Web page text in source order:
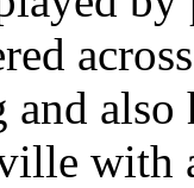
and
with